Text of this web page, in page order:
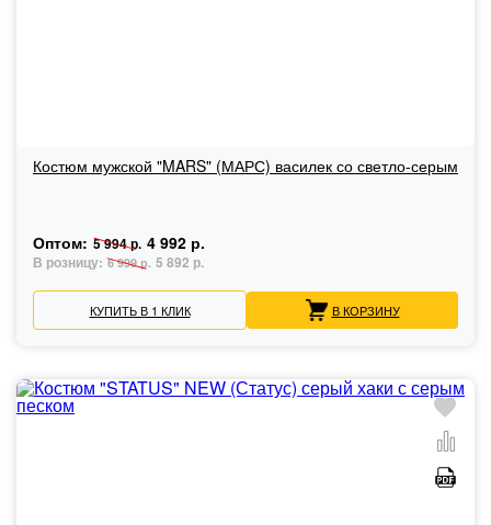
Костюм мужской "MARS" (МАРС) василек со светло-серым
Оптом: 5 994 р. 4 992 р.
В розницу: 6 999 р. 5 892 р.
КУПИТЬ В 1 КЛИК В КОРЗИНУ